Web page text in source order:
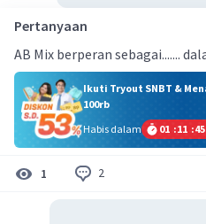
Pertanyaan
AB Mix berperan sebagai.......
Ikuti Tryout SNBT &
100rb
Habis dalam
01 :11 :45
1 2